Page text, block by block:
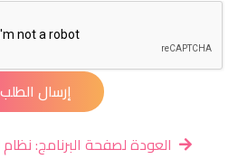
إرسال الطلب
العودة لصفحة البرنامج: